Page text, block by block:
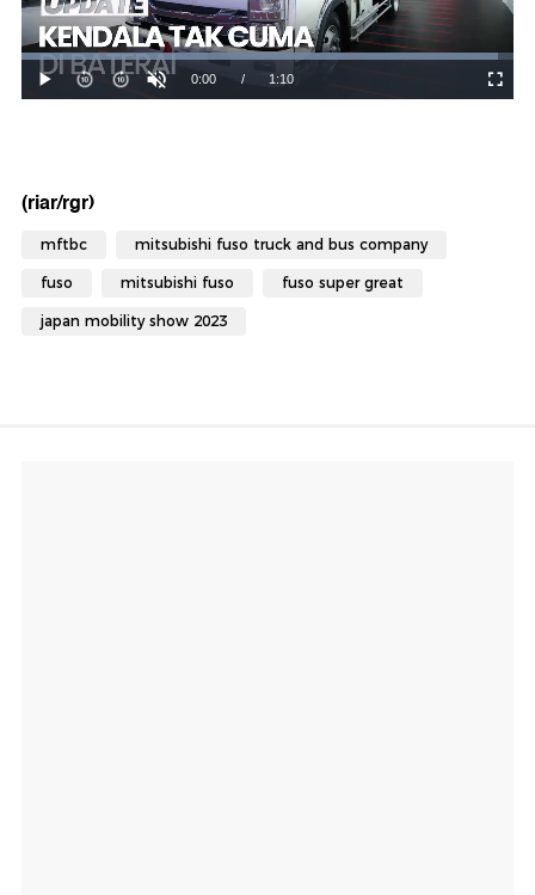
(riar/rgr)
mftbc mitsubishi fuso truck and bus company
fuso mitsubishi fuso fuso super great
japan mobility show 2023